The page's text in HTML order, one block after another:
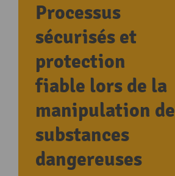
Processus
sécurisés et
protection
fiable lors de la
manipulation de
substances
dangereuses